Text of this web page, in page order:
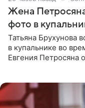
Жена
фото в
Татьяна Брухунова
в купальнике во
Евгения Петросяна